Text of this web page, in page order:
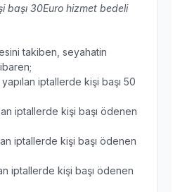
başı 30Euro hizmet bedeli
takiben, seyahatin
iptallerde kişi başı 50
iptallerde kişi başı ödenen
iptallerde kişi başı ödenen
iptallerde kişi başı ödenen